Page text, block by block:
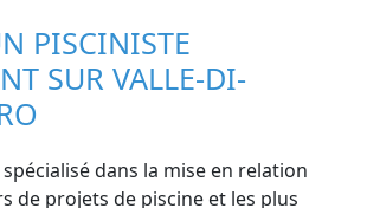
PISCINISTE
SUR VALLE-DI-
dans la mise en relation
de projets de piscine et les plus